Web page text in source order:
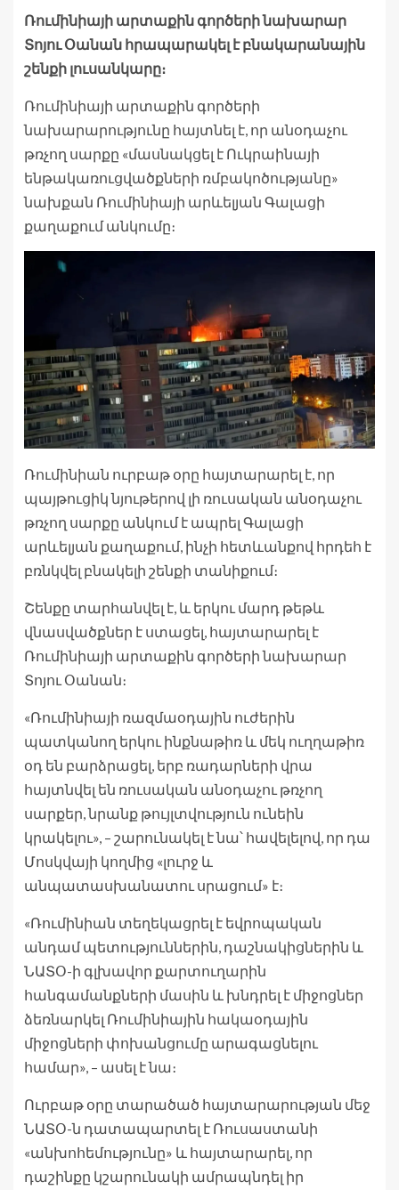
Ռումինիայի արտաքին գործերի նախարար
Տոյու Օանան հրապարակել է բնակարանային
շենքի լուսանկարը։
Ռումինիայի արտաքին գործերի
նախարարությունը հայտնել է, որ անօդաչու
թռչող սարքը «մասնակցել է Ուկրաինայի
ենթակառուցվածքների ռմբակոծությանը»
նախքան Ռումինիայի արևելյան Գալացի
քաղաքում անկումը։
Ռումինիան ուրբաթ օրը հայտարարել է, որ
պայթուցիկ նյութերով լի ռուսական անօդաչու
թռչող սարքը անկում է ապրել Գալացի
արևելյան քաղաքում, ինչի հետևանքով հրդեհ է
բռնկվել բնակելի շենքի տանիքում։
Շենքը տարհանվել է, և երկու մարդ թեթև
վնասվածքներ է ստացել, հայտարարել է
Ռումինիայի արտաքին գործերի նախարար
Տոյու Օանան։
«Ռումինիայի ռազմաօդային ուժերին
պատկանող երկու ինքնաթիռ և մեկ ուղղաթիռ
օդ են բարձրացել, երբ ռադարների վրա
հայտնվել են ռուսական անօդաչու թռչող
սարքեր, նրանք թույլտվություն ունեին
կրակելու», – շարունակել է նա՝ հավելելով, որ դա
Մոսկվայի կողմից «լուրջ և
անպատասխանատու սրացում» է։
«Ռումինիան տեղեկացրել է եվրոպական
անդամ պետություններին, դաշնակիցներին և
ՆԱՏՕ-ի գլխավոր քարտուղարին
հանգամանքների մասին և խնդրել է միջոցներ
ձեռնարկել Ռումինիային հակաօդային
միջոցների փոխանցումը արագացնելու
համար», – ասել է նա։
Ուրբաթ օրը տարածած հայտարարության մեջ
ՆԱՏՕ-ն դատապարտել է Ռուսաստանի
«անխոհեմությունը» և հայտարարել, որ
դաշինքը կշարունակի ամրապնդել իր